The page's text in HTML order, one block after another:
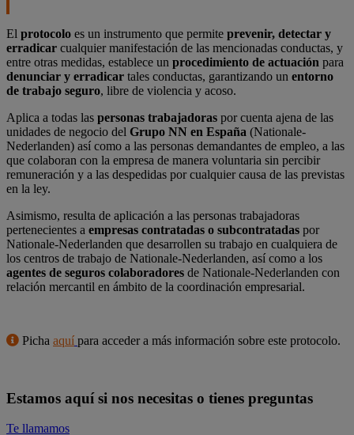
El protocolo es un instrumento que permite prevenir, detectar y
erradicar cualquier manifestación de las mencionadas conductas, y
entre otras medidas, establece un procedimiento de actuación para
denunciar y erradicar tales conductas, garantizando un entorno
de trabajo seguro, libre de violencia y acoso.
Aplica a todas las personas trabajadoras por cuenta ajena de las
unidades de negocio del Grupo NN en España (Nationale-
Nederlanden) así como a las personas demandantes de empleo, a las
que colaboran con la empresa de manera voluntaria sin percibir
remuneración y a las despedidas por cualquier causa de las previstas
en la ley.
Asimismo, resulta de aplicación a las personas trabajadoras
pertenecientes a empresas contratadas o subcontratadas por
Nationale-Nederlanden que desarrollen su trabajo en cualquiera de
los centros de trabajo de Nationale-Nederlanden, así como a los
agentes de seguros colaboradores de Nationale-Nederlanden con
relación mercantil en ámbito de la coordinación empresarial.
Picha aquí para acceder a más información sobre este protocolo.
Estamos aquí si nos necesitas o tienes preguntas
Te llamamos